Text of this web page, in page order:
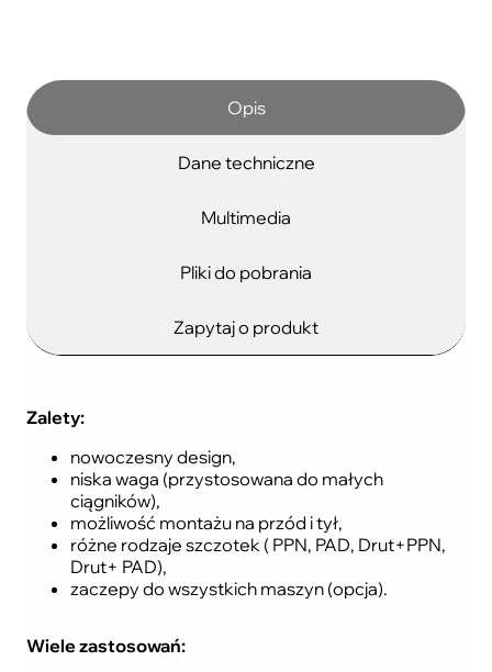
Opis
Dane techniczne
Multimedia
Pliki do pobrania
Zapytaj o produkt
Zalety:
nowoczesny design,
niska waga (przystosowana do małych
ciągników),
możliwość montażu na przód i tył,
różne rodzaje szczotek ( PPN, PAD, Drut+PPN,
Drut+ PAD),
zaczepy do wszystkich maszyn (opcja).
Wiele zastosowań: